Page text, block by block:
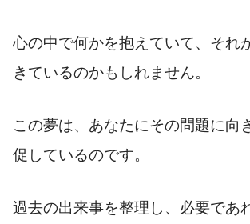
心の中で何かを抱えていて、それ
きているのかもしれません。
この夢は、あなたにその問題に向
促しているのです。
過去の出来事を整理し、必要であ